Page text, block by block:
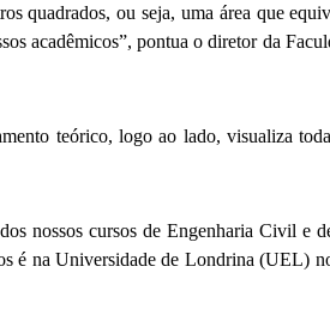
quadrados, ou seja, uma área que
acadêmicos”, pontua o diretor da
teórico, logo ao lado, visualiza
nossos cursos de Engenharia Civil e
é na Universidade de Londrina (UEL)